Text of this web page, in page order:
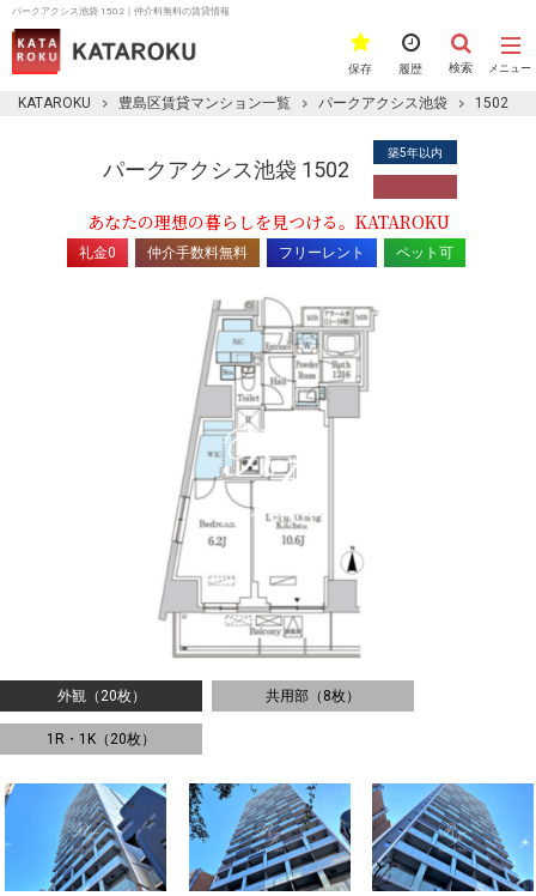
パークアクシス池袋 1502｜仲介料無料の賃貸情報
メニュー
検索
履歴
保存
KATAROKU 豊島区賃貸マンション一覧 パークアクシス池袋 1502
パークアクシス池袋 1502
築5年以内
あなたの理想の暮らしを見つける。KATAROKU
礼金0 仲介手数料無料 フリーレント ペット可
外観（20枚） 共用部（8枚）
1R・1K（20枚）